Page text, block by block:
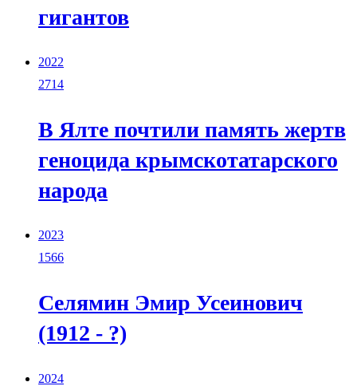
гигантов
2022
2714
В Ялте почтили память жертв
геноцида крымскотатарского
народа
2023
1566
Селямин Эмир Усеинович
(1912 - ?)
2024